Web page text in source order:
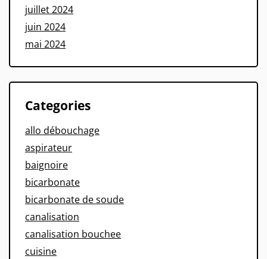
juillet 2024
juin 2024
mai 2024
Categories
allo débouchage
aspirateur
baignoire
bicarbonate
bicarbonate de soude
canalisation
canalisation bouchee
cuisine